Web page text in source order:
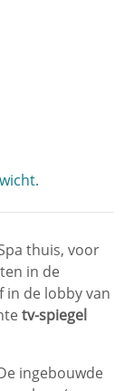
thuis, voor
in de
de lobby van
tv-spiegel
ingebouwde